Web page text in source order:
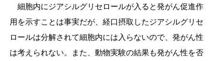
細胞内にジアシルグリセロールが入ると発がん促進作
用を示すことは事実だが、経口摂取したジアシルグリセ
ロールは分解されて細胞内には入らないので、発がん性
は考えられない。また、動物実験の結果も発がん性を否